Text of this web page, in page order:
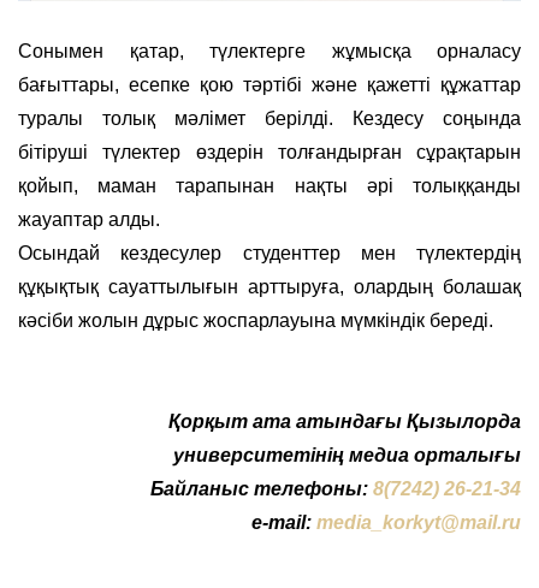
Сонымен қатар, түлектерге жұмысқа орналасу
бағыттары, есепке қою тәртібі және қажетті құжаттар
туралы толық мәлімет берілді. Кездесу соңында
бітіруші түлектер өздерін толғандырған сұрақтарын
қойып, маман тарапынан нақты әрі толыққанды
жауаптар алды.
Осындай кездесулер студенттер мен түлектердің
құқықтық сауаттылығын арттыруға, олардың болашақ
кәсіби жолын дұрыс жоспарлауына мүмкіндік береді.
Қорқыт ата атындағы Қызылорда
университетінің медиа орталығы
Байланыс телефоны: 8(7242) 26-21-34
e-mail: media_korkyt@mail.ru